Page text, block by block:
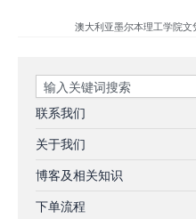
澳大利亚墨尔本理工学院
Search
联系我们
关于我们
博客及相关知识
下单流程